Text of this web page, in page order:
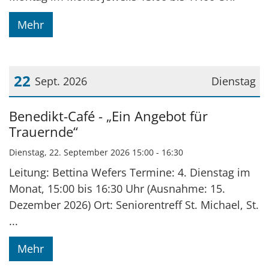
Mehr
Dienstag
22 Sept. 2026
Datum: 22. September 2026
Benedikt-Café - „Ein Angebot für
Trauernde“
Dienstag, 22. September 2026 15:00 - 16:30
Leitung: Bettina Wefers Termine: 4. Dienstag im
Monat, 15:00 bis 16:30 Uhr (Ausnahme: 15.
Dezember 2026) Ort: Seniorentreff St. Michael, St.
...
Mehr